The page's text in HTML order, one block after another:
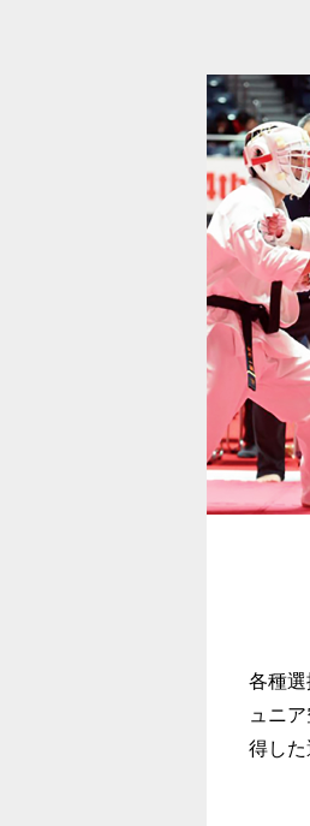
各種
ュニ
得した